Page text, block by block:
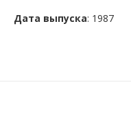
Дата выпуска: 1987